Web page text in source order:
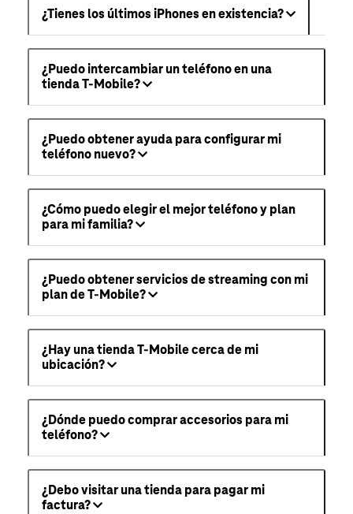
¿Tienes los últimos iPhones en existencia?
¿Puedo intercambiar un teléfono en una
tienda T-Mobile?
¿Puedo obtener ayuda para configurar mi
teléfono nuevo?
¿Cómo puedo elegir el mejor teléfono y plan
para mi familia?
¿Puedo obtener servicios de streaming con mi
plan de T-Mobile?
¿Hay una tienda T-Mobile cerca de mi
ubicación?
¿Dónde puedo comprar accesorios para mi
teléfono?
¿Debo visitar una tienda para pagar mi
factura?